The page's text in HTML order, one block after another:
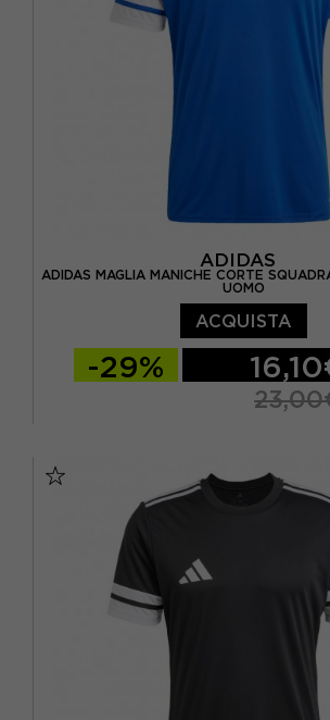
ADIDAS
ADIDAS MAGLIA MANICHE CORTE
UOMO
ACQUISTA
-29%